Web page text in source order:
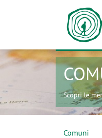
Scopri le
Comuni